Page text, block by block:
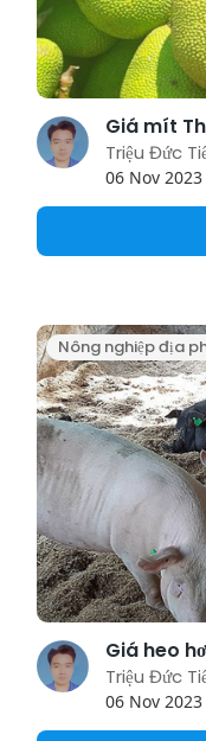
Triệu Đức
06 Nov 2023
Nông nghiệp địa
Triệu Đức
06 Nov 2023